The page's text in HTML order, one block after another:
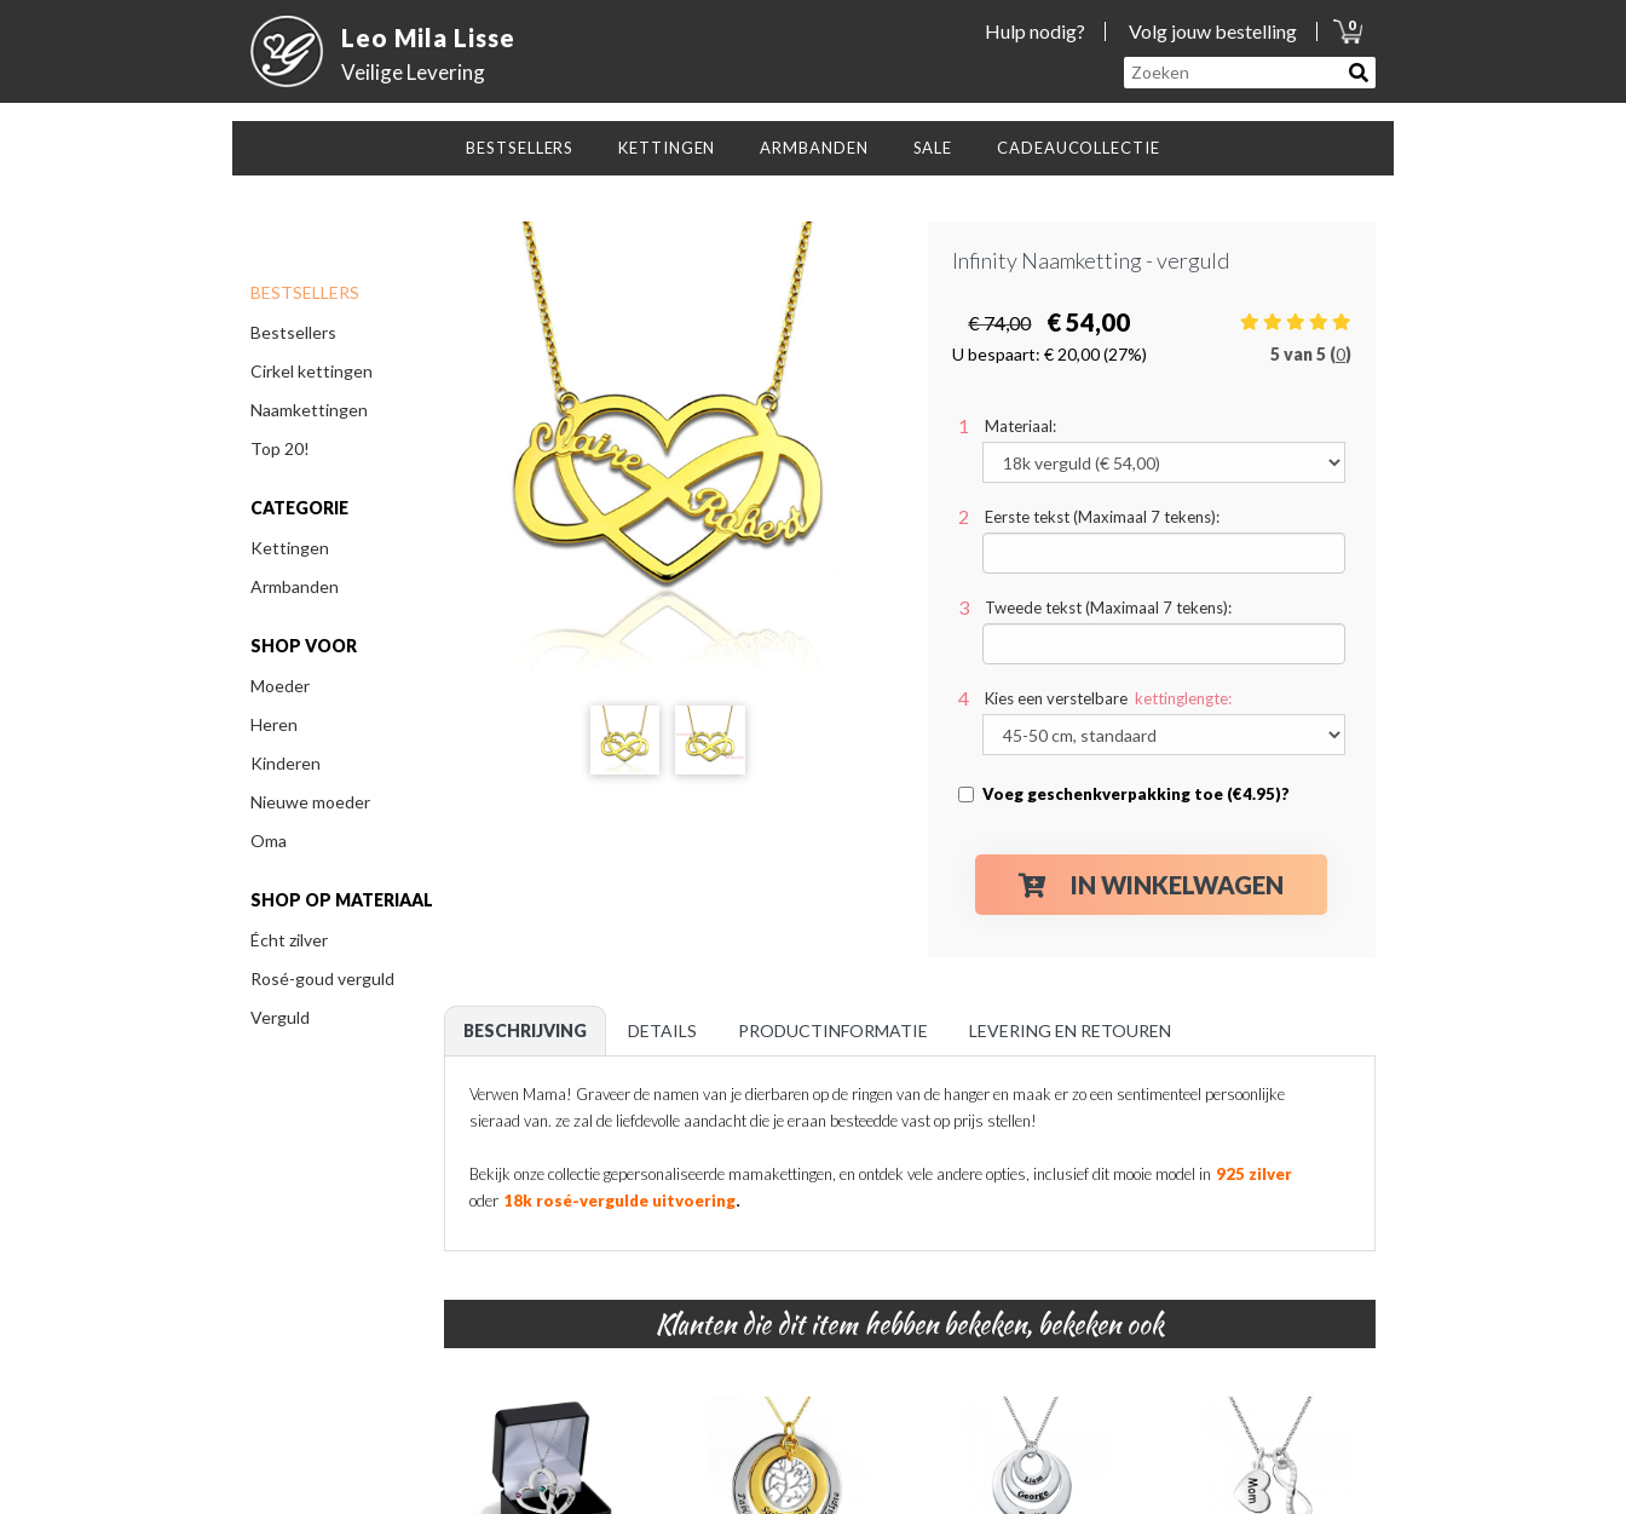
Leo Mila Lisse
Veilige Levering
Hulp nodig? Volg jouw bestelling 0
BESTSELLERS KETTINGEN ARMBANDEN SALE CADEAUCOLLECTIE
BESTSELLERS
Bestsellers
Cirkel kettingen
Naamkettingen
Top 20!
CATEGORIE
Kettingen
Armbanden
SHOP VOOR
Moeder
Heren
Kinderen
Nieuwe moeder
Oma
SHOP OP MATERIAAL
Écht zilver
Rosé-goud verguld
Verguld
Infinity Naamketting - verguld
€ 74,00 € 54,00
U bespaart: € 20,00(27%) 5van5 (0)
Materiaal:
Eerste tekst (Maximaal 7 tekens):
Tweede tekst (Maximaal 7 tekens):
Kies een verstelbare kettinglengte:
Voeg geschenkverpakking toe (€4.95)?
IN WINKELWAGEN
BESCHRIJVING DETAILS PRODUCTINFORMATIE LEVERING EN RETOUREN
Verwen Mama! Graveer de namen van je dierbaren op de ringen van de hanger en maak er zo een sentimenteel persoonlijke
sieraad van. ze zal de liefdevolle aandacht die je eraan besteedde vast op prijs stellen!
Bekijk onze collectie gepersonaliseerde mamakettingen, en ontdek vele andere opties, inclusief dit mooie model in 925 zilver
oder 18k rosé-vergulde uitvoering.
Klanten die dit item hebben bekeken, bekeken ook